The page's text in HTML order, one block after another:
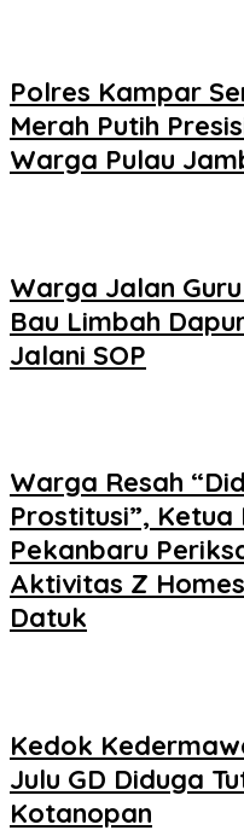
Polres Kampar
Merah Putih
Warga Pulau
Warga Jalan
Bau Limbah
Jalani SOP
Warga Resah
Prostitusi”, Ketua
Pekanbaru
Aktivitas Z
Datuk
Kedok
Julu GD Diduga
Kotanopan